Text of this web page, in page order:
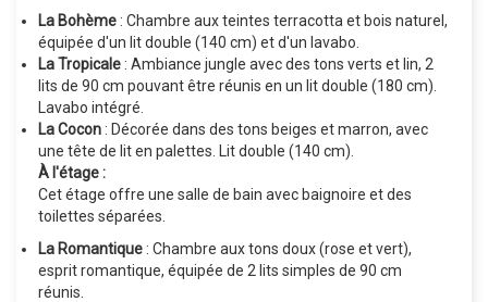
La Bohème : Chambre aux teintes terracotta et bois naturel,
équipée d'un lit double (140 cm) et d'un lavabo.
La Tropicale : Ambiance jungle avec des tons verts et lin, 2
lits de 90 cm pouvant être réunis en un lit double (180 cm).
Lavabo intégré.
La Cocon : Décorée dans des tons beiges et marron, avec
une tête de lit en palettes. Lit double (140 cm).
À l'étage :
Cet étage offre une salle de bain avec baignoire et des
toilettes séparées.
La Romantique : Chambre aux tons doux (rose et vert),
esprit romantique, équipée de 2 lits simples de 90 cm
réunis.